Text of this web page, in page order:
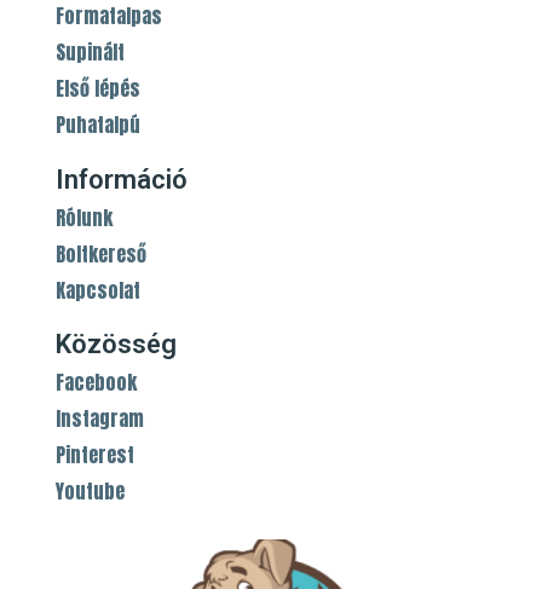
Formatalpas
Supinált
Első lépés
Puhatalpú
Információ
Rólunk
Boltkereső
Kapcsolat
Közösség
Facebook
Instagram
Pinterest
Youtube